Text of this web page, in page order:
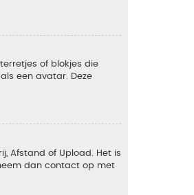
of blokjes die
een avatar. Deze
Afstand of Upload. Het is
dan contact op met